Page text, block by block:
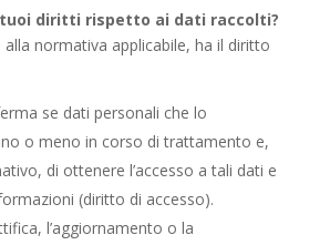
tuoi diritti rispetto ai dati raccolti?
alla normativa applicabile, ha il diritto
se dati personali che lo
o meno in corso di trattamento e,
di ottenere l’accesso a tali dati e
(diritto di accesso).
l’aggiornamento o la